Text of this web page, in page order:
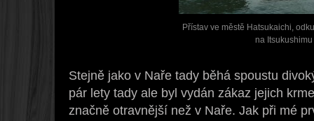
Přístav ve městě Hatsukaichi,
na Itsukushimu
Stejně jako v Naře tady běhá spoustu
pár lety tady ale byl vydán zákaz jejich
značně otravnější než v Naře. Jak při mé